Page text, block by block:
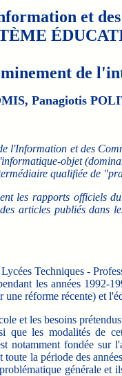
et
de
Panagiotis
l'Information et des
objet
qualifiée de
les rapports officiels
articles publiés dans
Techniques -
les années 1992-
réforme récente) et
et les besoins
les modalités de
notamment fondée
la période des
générale et